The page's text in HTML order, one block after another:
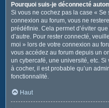
Pourquoi suis-je déconnecté
Si vous ne cochez pas la case «
connexion au forum, vous ne
prédéfinie. Cela permet d’éviter
d’autre. Pour rester connecté,
moi » lors de votre connexion au
vous accédez au forum depuis un
un cybercafé, une université, etc. Si
à cocher, il est probable qu’un
fonctionnalité.
Haut